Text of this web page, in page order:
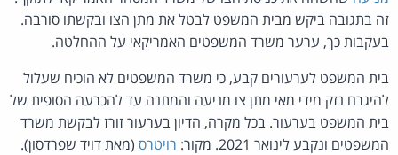
זה בתגובה ביקש מבית המשפט לבטל את מתן הצו ובקשתו סורבה.
בעקבות כך, ערער משרד המשפטים האמריקאי על ההחלטה.
בית המשפט לערעורים קבע, כי משרד המשפטים לא הוכיח שעלול
להיגרם נזק מידי מאי מתן צו מניעה והמתנה עד להכרעה הסופית של
בית המשפט בערעור. בכל מקרה, הדיון בערעור זורז לבקשת משרד
המשפטים ונקבע לינואר 2021. מקור:
רויטרס (מאת דויד שפרדסון).